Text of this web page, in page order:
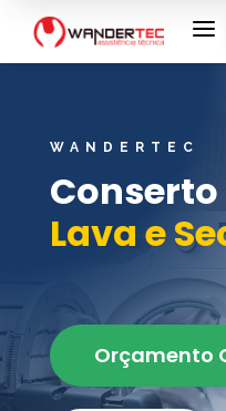
a
WANDERTEC
Conserto
Lava e
Orçamento